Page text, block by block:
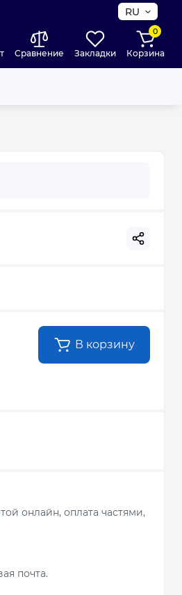
RU
Сравнение Закладки
0
Корзина
В корзину
онлайн, оплата частями,
почта.